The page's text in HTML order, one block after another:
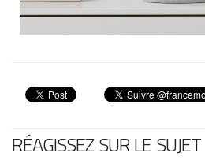
RÉAGISSEZ SUR LE SUJET